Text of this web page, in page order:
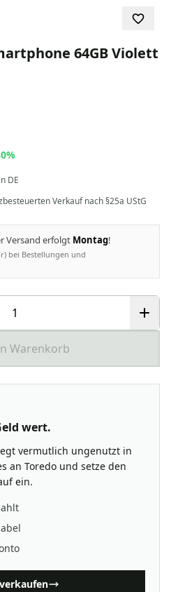
64GB Violett
DE
Verkauf nach §25a UStG
Versand erfolgt Montag!
bei Bestellungen und
Warenkorb
wert.
vermutlich ungenutzt in
an Toredo und setze den
ein.